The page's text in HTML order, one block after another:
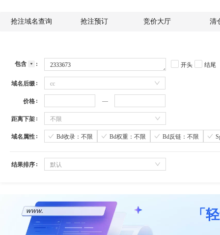
抢注域名查询 抢注预订 竞价大厅 清
包含 开头 结尾
域名后缀 cc
价格
距离下架 不限
域名属性 Bd收录：不限 Bd权重：不限 Bd反链：不限
结果排序 默认
「